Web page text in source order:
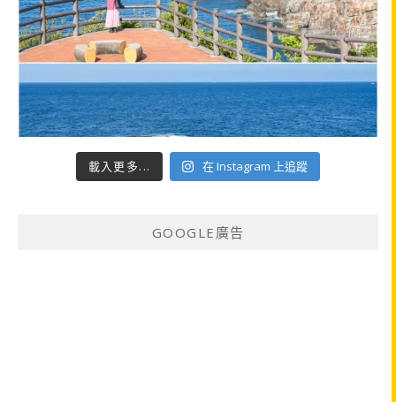
載入更多... 在 Instagram 上追蹤
GOOGLE廣告